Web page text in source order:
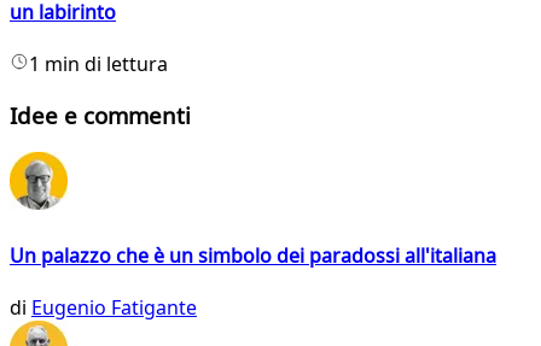
un labirinto
1 min di lettura
Idee e commenti
Un palazzo che è un simbolo dei paradossi all'italiana
di Eugenio Fatigante